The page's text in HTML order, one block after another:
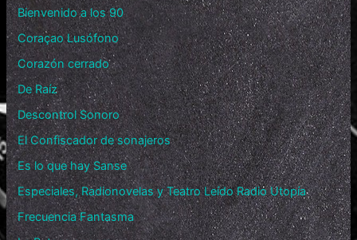
Bienvenido a los 90
Coraçao Lusófono
Corazón cerrado
De Raíz
Descontrol Sonoro
El Confiscador de sonajeros
Es lo que hay Sanse
Especiales, Radionovelas y Teatro Leído Radio Utopía
Frecuencia Fantasma